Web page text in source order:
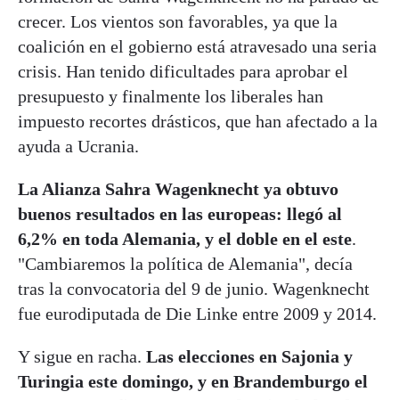
crecer. Los vientos son favorables, ya que la
coalición en el gobierno está atravesado una seria
crisis. Han tenido dificultades para aprobar el
presupuesto y finalmente los liberales han
impuesto recortes drásticos, que han afectado a la
ayuda a Ucrania.
La Alianza Sahra Wagenknecht ya obtuvo
buenos resultados en las europeas: llegó al
6,2% en toda Alemania, y el doble en el este.
"Cambiaremos la política de Alemania", decía
tras la convocatoria del 9 de junio. Wagenknecht
fue eurodiputada de Die Linke entre 2009 y 2014.
Y sigue en racha. Las elecciones en Sajonia y
Turingia este domingo, y en Brandemburgo el